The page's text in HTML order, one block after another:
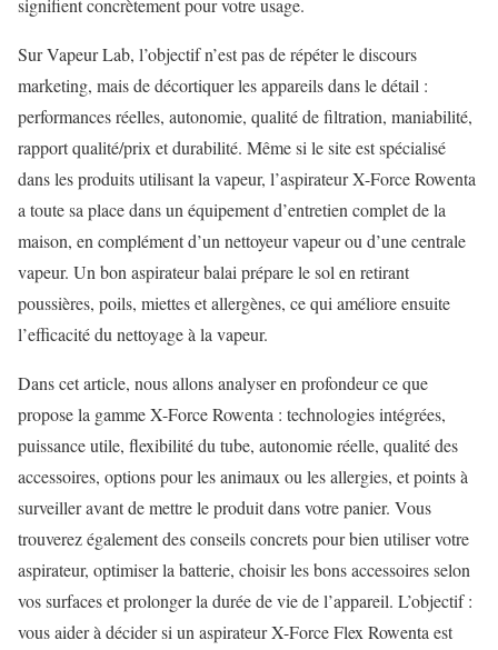
signifient concrètement pour votre usage.
Sur Vapeur Lab, l’objectif n’est pas de répéter le discours
marketing, mais de décortiquer les appareils dans le détail :
performances réelles, autonomie, qualité de filtration, maniabilité,
rapport qualité/prix et durabilité. Même si le site est spécialisé
dans les produits utilisant la vapeur, l’aspirateur X-Force Rowenta
a toute sa place dans un équipement d’entretien complet de la
maison, en complément d’un nettoyeur vapeur ou d’une centrale
vapeur. Un bon aspirateur balai prépare le sol en retirant
poussières, poils, miettes et allergènes, ce qui améliore ensuite
l’efficacité du nettoyage à la vapeur.
Dans cet article, nous allons analyser en profondeur ce que
propose la gamme X-Force Rowenta : technologies intégrées,
puissance utile, flexibilité du tube, autonomie réelle, qualité des
accessoires, options pour les animaux ou les allergies, et points à
surveiller avant de mettre le produit dans votre panier. Vous
trouverez également des conseils concrets pour bien utiliser votre
aspirateur, optimiser la batterie, choisir les bons accessoires selon
vos surfaces et prolonger la durée de vie de l’appareil. L’objectif :
vous aider à décider si un aspirateur X-Force Flex Rowenta est